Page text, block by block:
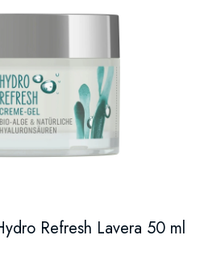
Refresh Lavera 50 ml